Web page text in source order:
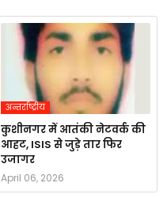
अन्तर्राष्ट्रीय
कुशीनगर में आतंकी नेटवर्क की
आहट, ISIS से जुड़े तार फिर
उजागर
April 06, 2026